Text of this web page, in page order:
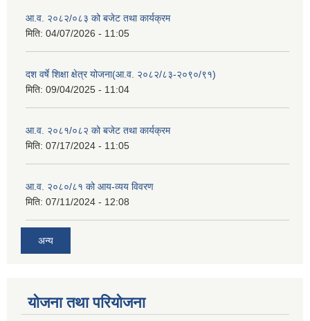
आ.व. २०८२/०८३ को बजेट तथा कार्यक्रम
मिति: 04/07/2026 - 11:05
दश वर्षे शिक्षा क्षेत्र योजना(आ.व. २०८२/८३-२०९०/९१)
मिति: 09/04/2025 - 11:04
आ.व. २०८१/०८२ को बजेट तथा कार्यक्रम
मिति: 07/17/2024 - 11:05
आ.व. २०८०/८१ को आय-व्यय विवरण
मिति: 07/11/2024 - 12:08
अन्य
योजना तथा परियोजना